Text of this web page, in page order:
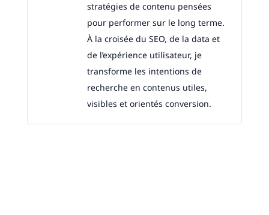
stratégies de contenu pensées
pour performer sur le long terme.
À la croisée du SEO, de la data et
de l’expérience utilisateur, je
transforme les intentions de
recherche en contenus utiles,
visibles et orientés conversion.